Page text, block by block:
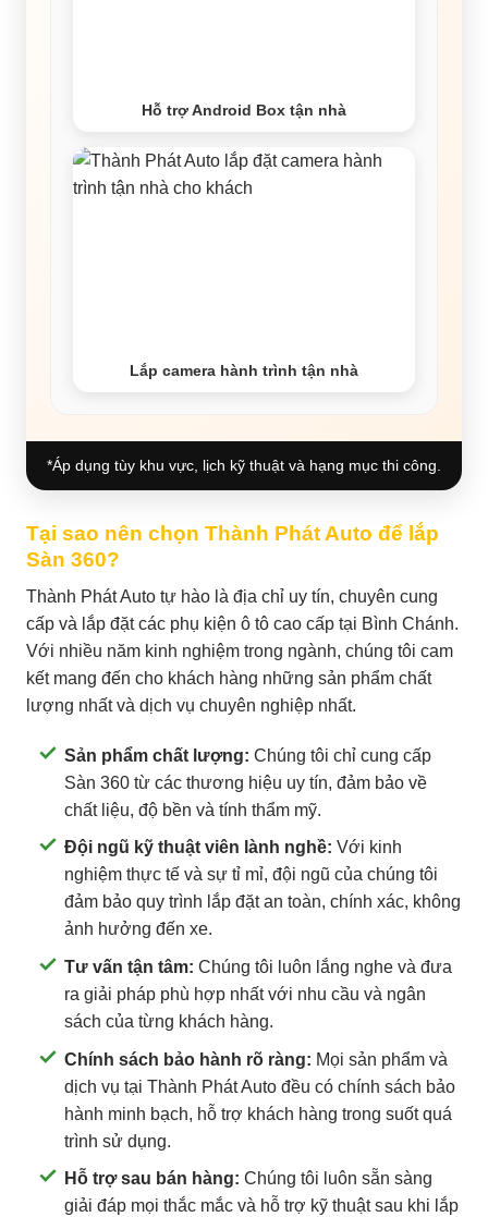
Hỗ trợ Android Box tận nhà
Lắp camera hành trình tận nhà
*Áp dụng tùy khu vực, lịch kỹ thuật và hạng mục thi công.
Tại sao nên chọn Thành Phát Auto để lắp
Sàn 360?
Thành Phát Auto tự hào là địa chỉ uy tín, chuyên cung
cấp và lắp đặt các phụ kiện ô tô cao cấp tại Bình Chánh.
Với nhiều năm kinh nghiệm trong ngành, chúng tôi cam
kết mang đến cho khách hàng những sản phẩm chất
lượng nhất và dịch vụ chuyên nghiệp nhất.
Sản phẩm chất lượng: Chúng tôi chỉ cung cấp
Sàn 360 từ các thương hiệu uy tín, đảm bảo về
chất liệu, độ bền và tính thẩm mỹ.
Đội ngũ kỹ thuật viên lành nghề: Với kinh
nghiệm thực tế và sự tỉ mỉ, đội ngũ của chúng tôi
đảm bảo quy trình lắp đặt an toàn, chính xác, không
ảnh hưởng đến xe.
Tư vấn tận tâm: Chúng tôi luôn lắng nghe và đưa
ra giải pháp phù hợp nhất với nhu cầu và ngân
sách của từng khách hàng.
Chính sách bảo hành rõ ràng: Mọi sản phẩm và
dịch vụ tại Thành Phát Auto đều có chính sách bảo
hành minh bạch, hỗ trợ khách hàng trong suốt quá
trình sử dụng.
Hỗ trợ sau bán hàng: Chúng tôi luôn sẵn sàng
giải đáp mọi thắc mắc và hỗ trợ kỹ thuật sau khi lắp